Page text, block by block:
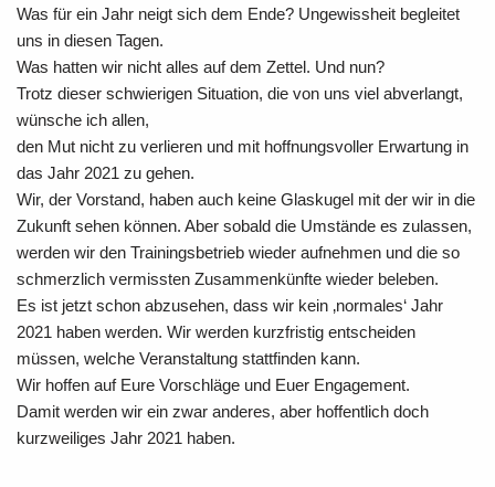
Was für ein Jahr neigt sich dem Ende? Ungewissheit begleitet
uns in diesen Tagen.
Was hatten wir nicht alles auf dem Zettel. Und nun?
Trotz dieser schwierigen Situation, die von uns viel abverlangt,
wünsche ich allen,
den Mut nicht zu verlieren und mit hoffnungsvoller Erwartung in
das Jahr 2021 zu gehen.
Wir, der Vorstand, haben auch keine Glaskugel mit der wir in die
Zukunft sehen können. Aber sobald die Umstände es zulassen,
werden wir den Trainingsbetrieb wieder aufnehmen und die so
schmerzlich vermissten Zusammenkünfte wieder beleben.
Es ist jetzt schon abzusehen, dass wir kein ‚normales‘ Jahr
2021 haben werden. Wir werden kurzfristig entscheiden
müssen, welche Veranstaltung stattfinden kann.
Wir hoffen auf Eure Vorschläge und Euer Engagement.
Damit werden wir ein zwar anderes, aber hoffentlich doch
kurzweiliges Jahr 2021 haben.